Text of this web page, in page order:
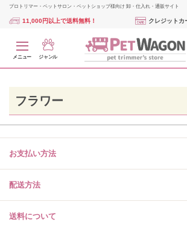
プロトリマー・ペットサロン・ペットショップ様向け 卸・仕入れ・通販サイト
11,000円以上で送料無料！ クレジットカ
メニュー ジャンル
フラワー
お支払い方法
配送方法
送料について